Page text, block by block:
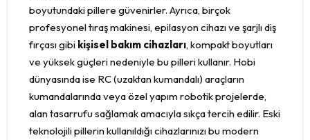
boyutundaki pillere güvenirler. Ayrıca, birçok
profesyonel tıraş makinesi, epilasyon cihazı ve şarjlı diş
fırçası gibi kişisel bakım cihazları, kompakt boyutları
ve yüksek güçleri nedeniyle bu pilleri kullanır. Hobi
dünyasında ise RC (uzaktan kumandalı) araçların
kumandalarında veya özel yapım robotik projelerde,
alan tasarrufu sağlamak amacıyla sıkça tercih edilir. Eski
teknolojili pillerin kullanıldığı cihazlarınızı bu modern